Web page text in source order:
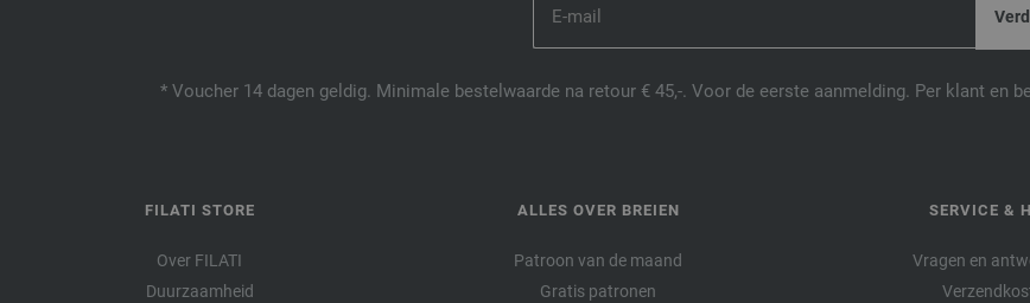
* Voucher 14 dagen geldig. Minimale bestelwaarde na retour € 45,-. Voor de eerste aanmelding. Per klant en
FILATI STORE
Over FILATI
Duurzaamheid
ALLES OVER BREIEN
Patroon van de maand
Gratis patronen
SERVICE &
Vragen en